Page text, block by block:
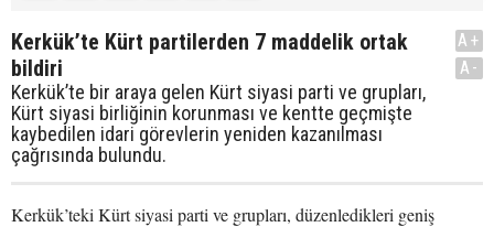
Kerkük’te Kürt partilerden 7 maddelik ortak
bildiri
Kerkük’te bir araya gelen Kürt siyasi parti ve grupları,
Kürt siyasi birliğinin korunması ve kentte geçmişte
kaybedilen idari görevlerin yeniden kazanılması
çağrısında bulundu.
A+
A-
Kerkük’teki Kürt siyasi parti ve grupları, düzenledikleri geniş